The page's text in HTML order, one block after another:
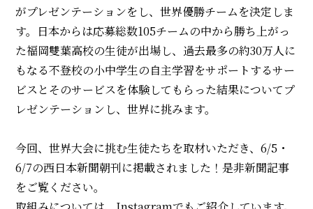
がプレゼンテーションをし、世界優勝チームを決定しま
す。日本からは応募総数105チームの中から勝ち上がっ
た福岡雙葉高校の生徒が出場し、過去最多の約30万人に
もなる不登校の小中学生の自主学習をサポートするサー
ビスとそのサービスを体験してもらった結果についてプ
レゼンテーションし、世界に挑みます。
今回、世界大会に挑む生徒たちを取材いただき、6/5・
6/7の西日本新聞朝刊に掲載されました！是非新聞記事
をご覧ください。